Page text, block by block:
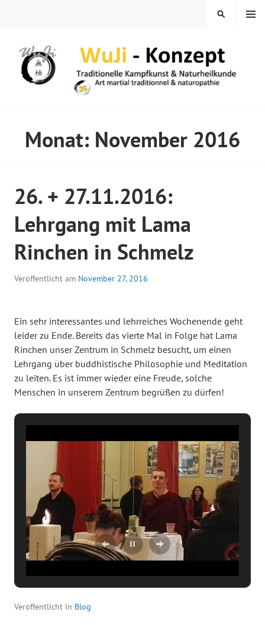
MENÜ
SUCHEN
Monat: November 2016
26. + 27.11.2016:
Lehrgang mit Lama
Rinchen in Schmelz
Veröffentlicht am November 27, 2016
Ein sehr interessantes und lehrreiches Wochenende geht
leider zu Ende. Bereits das vierte Mal in Folge hat Lama
Rinchen unser Zentrum in Schmelz besucht, um einen
Lehrgang über buddhistische Philosophie und Meditation
zu leiten. Es ist immer wieder eine Freude, solche
Menschen in unserem Zentrum begrüßen zu dürfen!
Veröffentlicht in Blog